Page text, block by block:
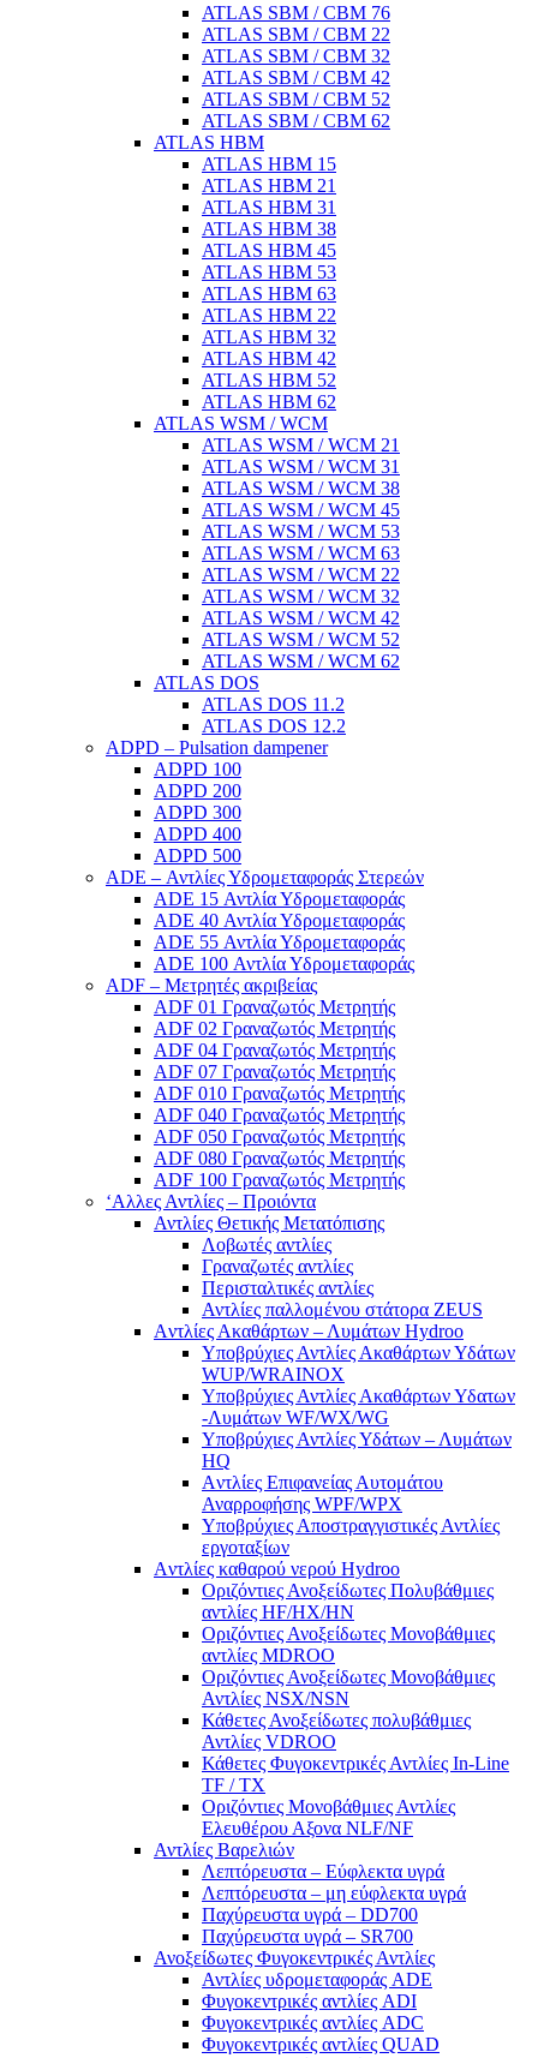
ATLAS SBM / CBM 76
ATLAS SBM / CBM 22
ATLAS SBM / CBM 32
ATLAS SBM / CBM 42
ATLAS SBM / CBM 52
ATLAS SBM / CBM 62
ATLAS HBM
ATLAS HBM 15
ATLAS HBM 21
ATLAS HBM 31
ATLAS HBM 38
ATLAS HBM 45
ATLAS HBM 53
ATLAS HBM 63
ATLAS HBM 22
ATLAS HBM 32
ATLAS HBM 42
ATLAS HBM 52
ATLAS HBM 62
ATLAS WSM / WCM
ATLAS WSM / WCM 21
ATLAS WSM / WCM 31
ATLAS WSM / WCM 38
ATLAS WSM / WCM 45
ATLAS WSM / WCM 53
ATLAS WSM / WCM 63
ATLAS WSM / WCM 22
ATLAS WSM / WCM 32
ATLAS WSM / WCM 42
ATLAS WSM / WCM 52
ATLAS WSM / WCM 62
ATLAS DOS
ATLAS DOS 11.2
ATLAS DOS 12.2
ADPD – Pulsation dampener
ADPD 100
ADPD 200
ADPD 300
ADPD 400
ADPD 500
ADE – Αντλίες Υδρομεταφοράς Στερεών
ADE 15 Αντλία Υδρομεταφοράς
ADE 40 Αντλία Υδρομεταφοράς
ADE 55 Αντλία Υδρομεταφοράς
ADE 100 Αντλία Υδρομεταφοράς
ADF – Μετρητές ακριβείας
ADF 01 Γραναζωτός Μετρητής
ADF 02 Γραναζωτός Μετρητής
ADF 04 Γραναζωτός Μετρητής
ADF 07 Γραναζωτός Μετρητής
ADF 010 Γραναζωτός Μετρητής
ADF 040 Γραναζωτός Μετρητής
ADF 050 Γραναζωτός Μετρητής
ADF 080 Γραναζωτός Μετρητής
ADF 100 Γραναζωτός Μετρητής
‘Αλλες Αντλίες – Προιόντα
Αντλίες Θετικής Μετατόπισης
Λοβωτές αντλίες
Γραναζωτές αντλίες
Περισταλτικές αντλίες
Αντλίες παλλομένου στάτορα ZEUS
Aντλίες Ακαθάρτων – Λυμάτων Hydroo
Υποβρύχιες Αντλίες Ακαθάρτων Υδάτων
WUP/WRAINOX
Υποβρύχιες Αντλίες Ακαθάρτων Υδατων
-Λυμάτων WF/WX/WG
Yποβρύχιες Αντλίες Υδάτων – Λυμάτων
ΗQ
Aντλίες Επιφανείας Αυτομάτου
Αναρροφήσης WPF/WPX
Υποβρύχιες Αποστραγγιστικές Αντλίες
εργοταξίων
Aντλίες καθαρού νερού Ηydroo
Οριζόντιες Ανοξείδωτες Πολυβάθμιες
αντλίες ΗF/HX/HN
Οριζόντιες Ανοξείδωτες Μονοβάθμιες
αντλίες ΜDROO
Οριζόντιες Ανοξείδωτες Μονοβάθμιες
Αντλίες ΝSX/NSN
Κάθετες Ανοξείδωτες πολυβάθμιες
Αντλίες VDROO
Κάθετες Φυγοκεντρικές Αντλίες In-Line
TF / TX
Oριζόντιες Μονοβάθμιες Αντλίες
Ελευθέρου Αξονα NLF/NF
Αντλίες Βαρελιών
Λεπτόρευστα – Εύφλεκτα υγρά
Λεπτόρευστα – μη εύφλεκτα υγρά
Παχύρευστα υγρά – DD700
Παχύρευστα υγρά – SR700
Ανοξείδωτες Φυγοκεντρικές Αντλίες
Αντλίες υδρομεταφοράς ADE
Φυγοκεντρικές αντλίες ADI
Φυγοκεντρικές αντλίες ADC
Φυγοκεντρικές αντλίες QUAD